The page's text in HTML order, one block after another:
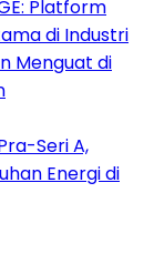
Platform
di Industri
Menguat di
Seri A,
Energi di